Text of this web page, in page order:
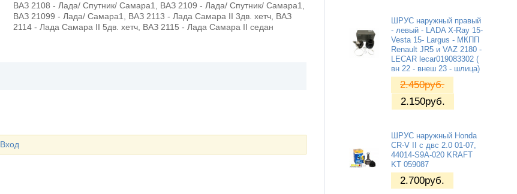
ВАЗ 2108 - Лада/ Спутник/ Самара1, ВАЗ 2109 - Лада/ Спутник/ Самара1,
ВАЗ 21099 - Лада/ Самара1, ВАЗ 2113 - Лада Самара II 3дв. хетч, ВАЗ
2114 - Лада Самара II 5дв. хетч, ВАЗ 2115 - Лада Самара II седан
Вход
ШРУС наружный правый
- левый - LADA X-Ray 15-
Vesta 15- Largus - МКПП
Renault JR5 и VAZ 2180 -
LECAR lecar019083302 (
вн 22 - внеш 23 - шлица)
2.450руб.
2.150руб.
ШРУС наружный Honda
CR-V II с двс 2.0 01-07,
44014-S9A-020 KRAFT
KT 059087
2.700руб.